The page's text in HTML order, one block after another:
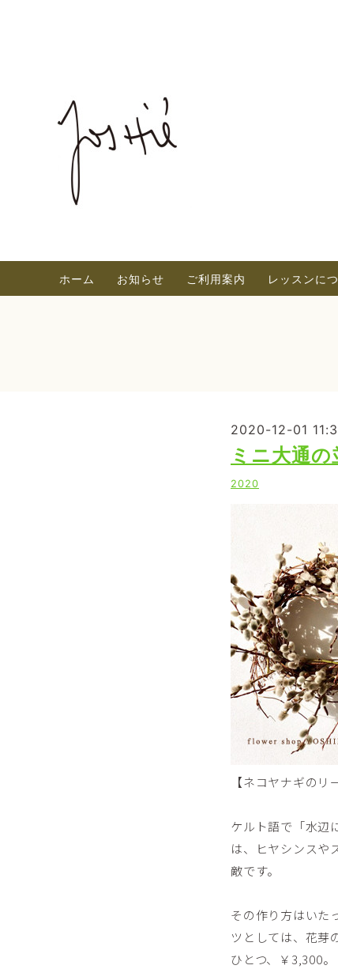
ホーム お知らせ ご利用案内 レッスンに
2020-12-01
ミニ大通
2020
【ネコヤナギのリ
ケルト語で「水辺
は、ヒヤシンスや
敵です。
その作り方はいた
ツとしては、花芽
ひとつ、￥3,300。